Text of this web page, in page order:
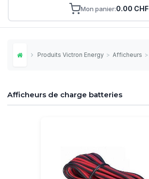
Mon panier 0.00 CHF
Home Produits Victron Energy > Afficheurs >
Afficheurs de charge batteries